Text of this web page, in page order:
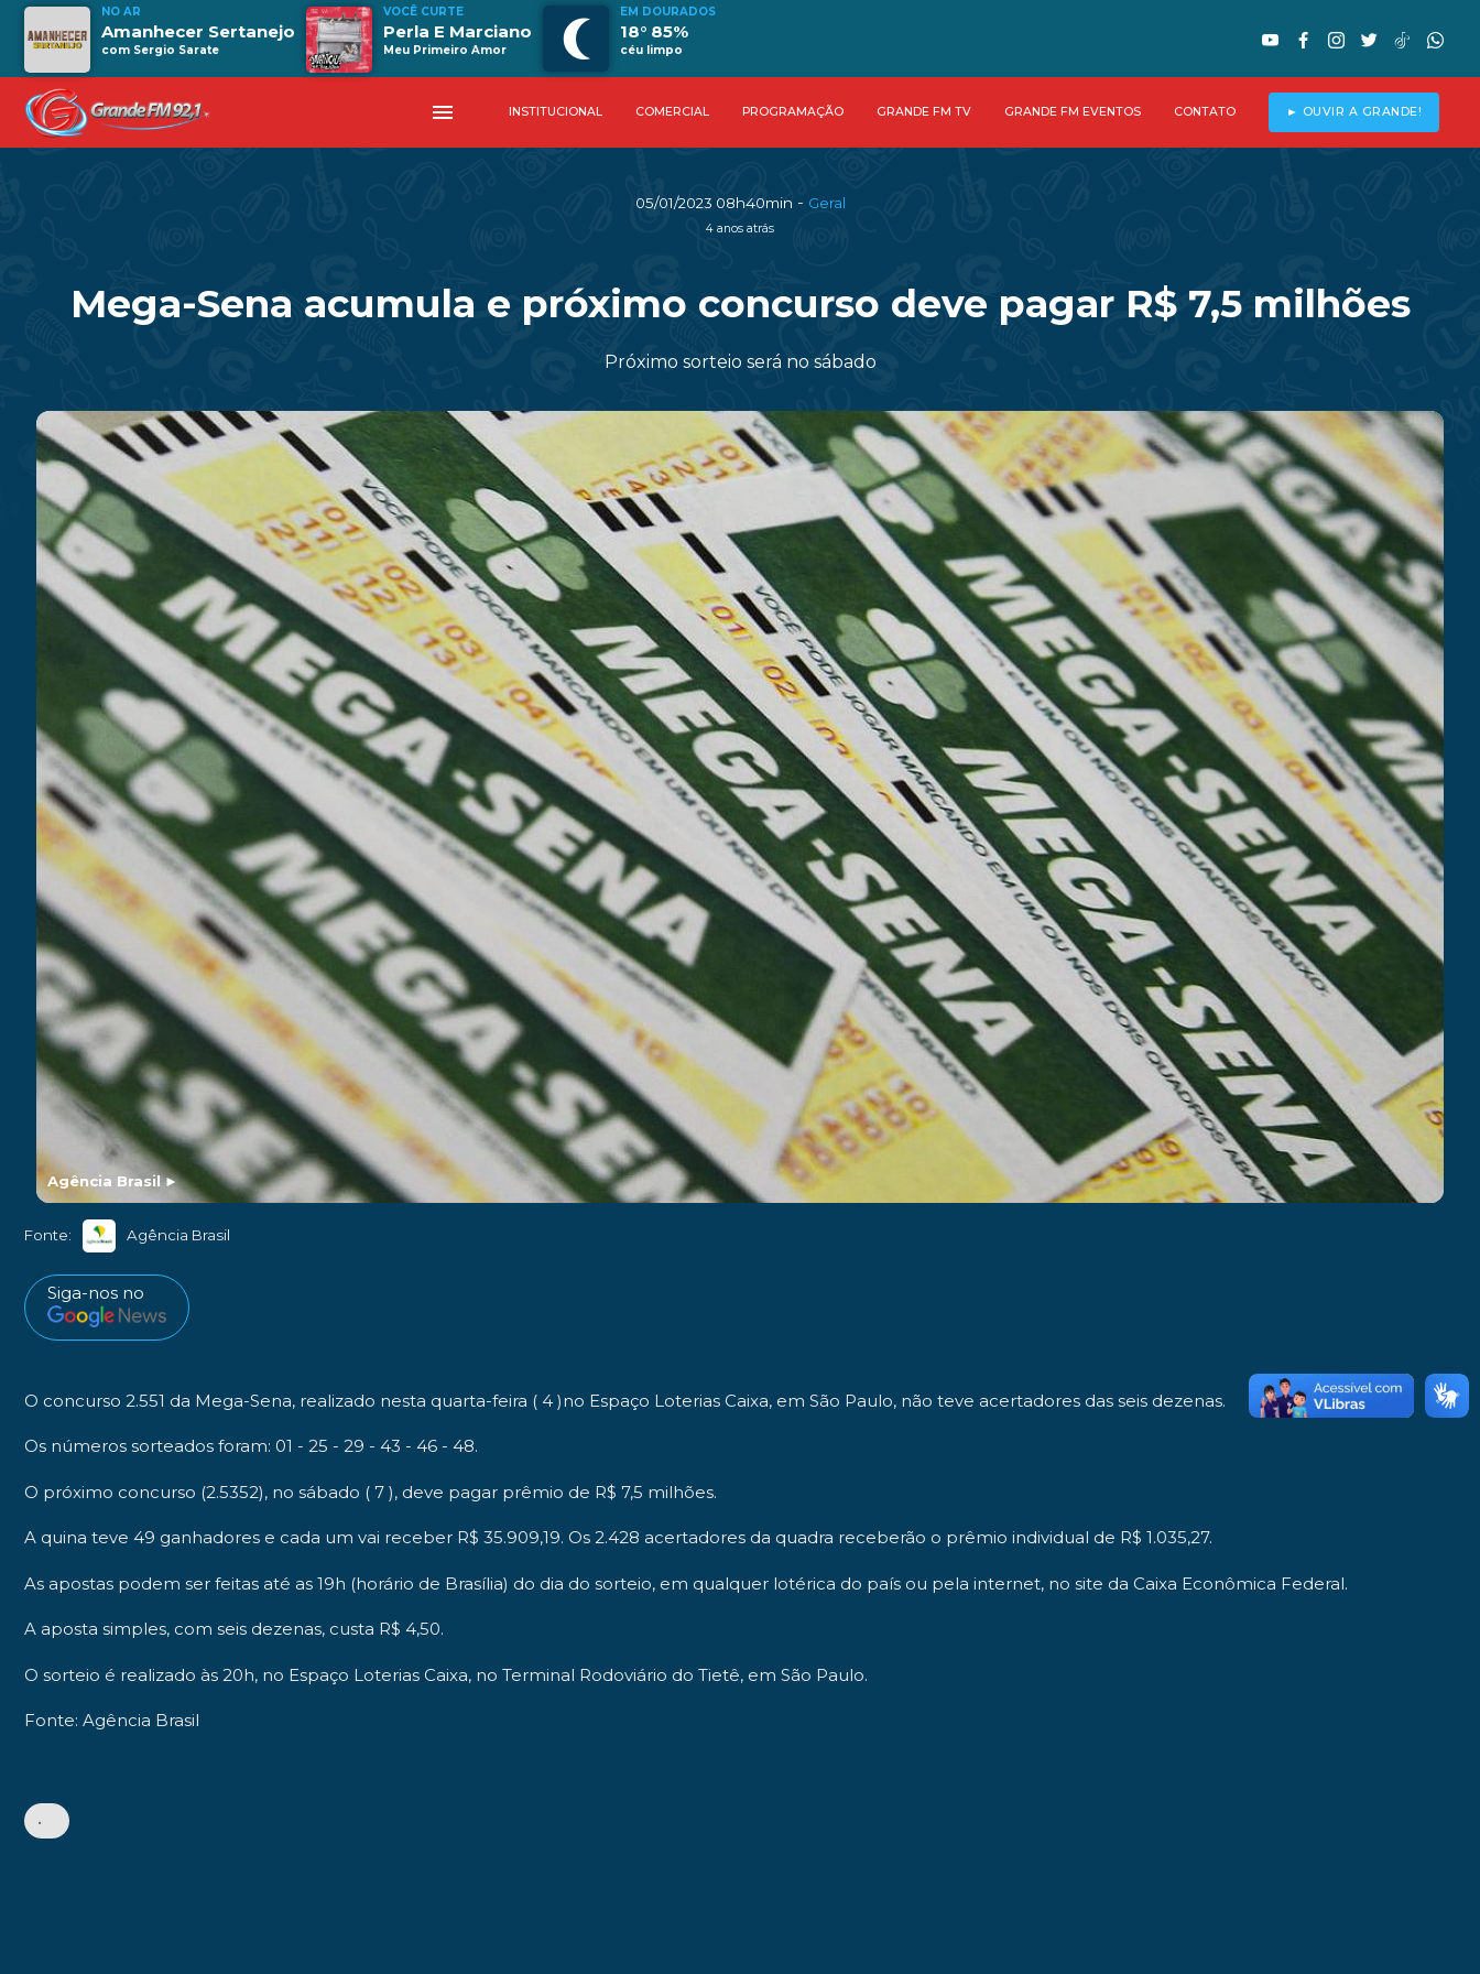
NO AR
Amanhecer Sertanejo
com Sergio Sarate
VOCÊ CURTE
Perla E Marciano
Meu Primeiro Amor
EM DOURADOS
18° 85%
céu limpo
menu INSTITUCIONAL COMERCIAL PROGRAMAÇÃO GRANDE FM TV GRANDE FM EVENTOS CONTATO ► OUVIR A GRANDE!
05/01/2023 08h40min - Geral
4 anos atrás
Mega-Sena acumula e próximo concurso deve pagar R$ 7,5 milhões
Próximo sorteio será no sábado
Agência Brasil►
Fonte: Agência Brasil
Siga-nos no
O concurso 2.551 da Mega-Sena, realizado nesta quarta-feira ( 4 )no Espaço Loterias Caixa, em São Paulo, não teve acertadores das seis dezenas.
Os números sorteados foram: 01 - 25 - 29 - 43 - 46 - 48.
O próximo concurso (2.5352), no sábado ( 7 ), deve pagar prêmio de R$ 7,5 milhões.
A quina teve 49 ganhadores e cada um vai receber R$ 35.909,19. Os 2.428 acertadores da quadra receberão o prêmio individual de R$ 1.035,27.
As apostas podem ser feitas até as 19h (horário de Brasília) do dia do sorteio, em qualquer lotérica do país ou pela internet, no site da Caixa Econômica Federal.
A aposta simples, com seis dezenas, custa R$ 4,50.
O sorteio é realizado às 20h, no Espaço Loterias Caixa, no Terminal Rodoviário do Tietê, em São Paulo.
Fonte: Agência Brasil
•